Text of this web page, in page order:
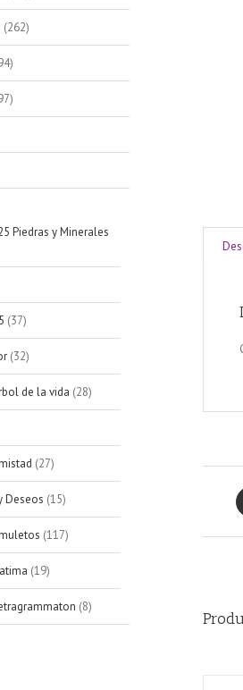
(262)
Piedras y Minerales
(37)
(32)
de la vida (28)
(27)
Deseos (15)
(117)
(19)
(8)